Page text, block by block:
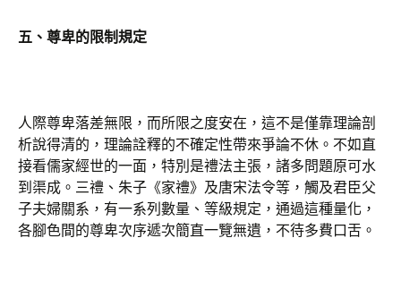
五、尊卑的限制規定
人際尊卑落差無限，而所限之度安在，這不是僅靠理論剖
析說得清的，理論詮釋的不確定性帶來爭論不休。不如直
接看儒家經世的一面，特別是禮法主張，諸多問題原可水
到渠成。三禮、朱子《家禮》及唐宋法令等，觸及君臣父
子夫婦關系，有一系列數量、等級規定，通過這種量化，
各腳色間的尊卑次序遞次簡直一覽無遺，不待多費口舌。